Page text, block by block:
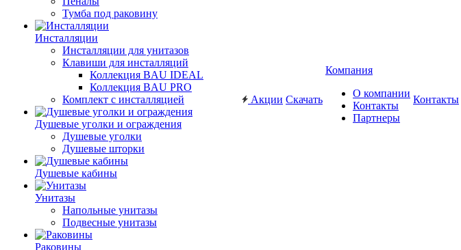
Тумба под раковину
Инсталляции
Инсталляции для унитазов
Клавиши для инсталляций
Коллекция BAU IDEAL
Коллекция BAU PRO
Комплект с инсталляцией
Душевые уголки и ограждения
Душевые уголки
Душевые шторки
Душевые кабины
Унитазы
Напольные унитазы
Подвесные унитазы
Раковины
Акции Скачать
Компания
О компании
Контакты
Партнеры
Контакты